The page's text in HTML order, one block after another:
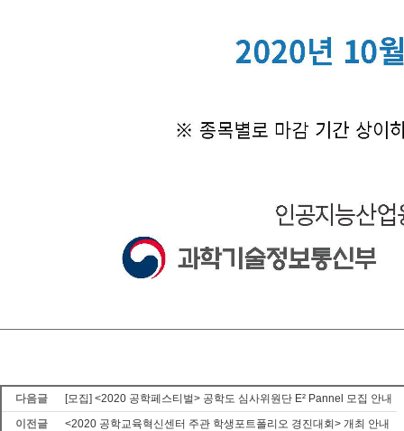
다음글
[모집] <2020 공학페스티벌> 공학도 심사위원단 E² Pannel 모집 안내
이전글
<2020 공학교육혁신센터 주관 학생포트폴리오 경진대회> 개최 안내